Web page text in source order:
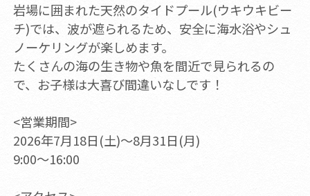
岩場に囲まれた天然のタイドプール(ウキウキビー
チ)では、波が遮られるため、安全に海水浴やシュ
ノーケリングが楽しめます。
たくさんの海の生き物や魚を間近で見られるの
で、お子様は大喜び間違いなしです！
<営業期間>
2026年7月18日(土)～8月31日(月)
9:00～16:00